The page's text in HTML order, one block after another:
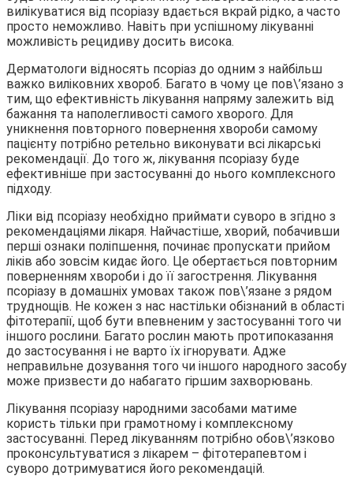
вилікуватися від псоріазу вдається вкрай рідко, а часто
просто неможливо. Навіть при успішному лікуванні
можливість рецидиву досить висока.
Дерматологи відносять псоріаз до одним з найбільш
важко виліковних хвороб. Багато в чому це пов\’язано з
тим, що ефективність лікування напряму залежить від
бажання та наполегливості самого хворого. Для
уникнення повторного повернення хвороби самому
пацієнту потрібно ретельно виконувати всі лікарські
рекомендації. До того ж, лікування псоріазу буде
ефективніше при застосуванні до нього комплексного
підходу.
Ліки від псоріазу необхідно приймати суворо в згідно з
рекомендаціями лікаря. Найчастіше, хворий, побачивши
перші ознаки поліпшення, починає пропускати прийом
ліків або зовсім кидає його. Це обертається повторним
поверненням хвороби і до її загострення. Лікування
псоріазу в домашніх умовах також пов\’язане з рядом
труднощів. Не кожен з нас настільки обізнаний в області
фітотерапії, щоб бути впевненим у застосуванні того чи
іншого рослини. Багато рослин мають протипоказання
до застосування і не варто їх ігнорувати. Адже
неправильне дозування того чи іншого народного засобу
може призвести до набагато гіршим захворювань.
Лікування псоріазу народними засобами матиме
користь тільки при грамотному і комплексному
застосуванні. Перед лікуванням потрібно обов\’язково
проконсультуватися з лікарем – фітотерапевтом і
суворо дотримуватися його рекомендацій.